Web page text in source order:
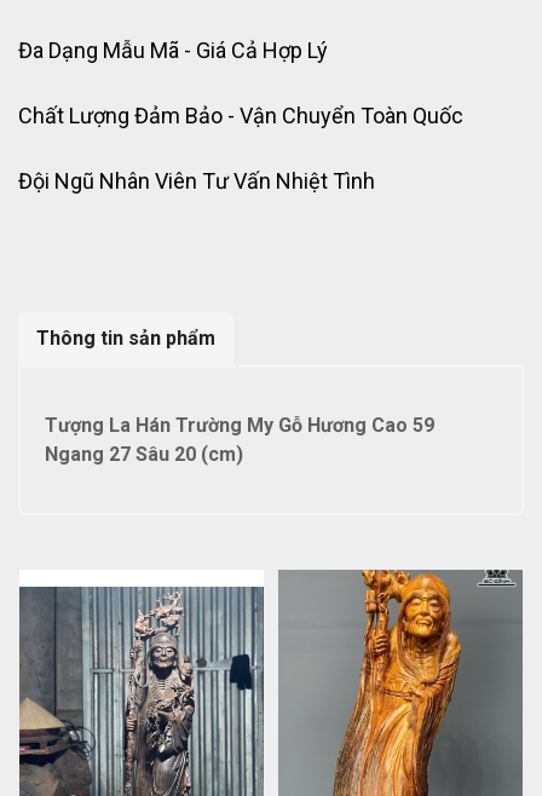
Đa Dạng Mẫu Mã - Giá Cả Hợp Lý
Chất Lượng Đảm Bảo - Vận Chuyển Toàn Quốc
Đội Ngũ Nhân Viên Tư Vấn Nhiệt Tình
Thông tin sản phẩm
Tượng La Hán Trường My Gỗ Hương Cao 59
Ngang 27 Sâu 20 (cm)